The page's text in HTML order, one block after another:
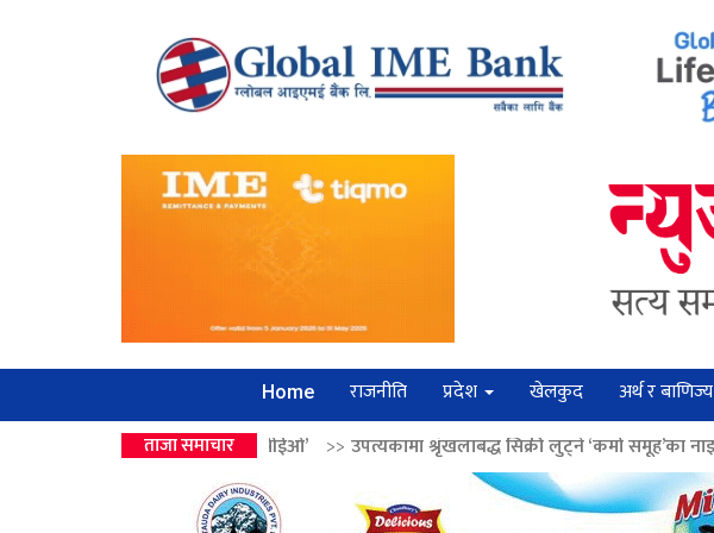
Home राजनीति प्रदेश खेलकुद अर्थ र बाणिज्य
ताजा समाचार
बोर्डको सीईओ’ >>उपत्यकामा श्रृंखलाबद्ध सिक्री लुट्ने ‘कर्मा समूह’का नाइकेसहित पाँच पक्राउ